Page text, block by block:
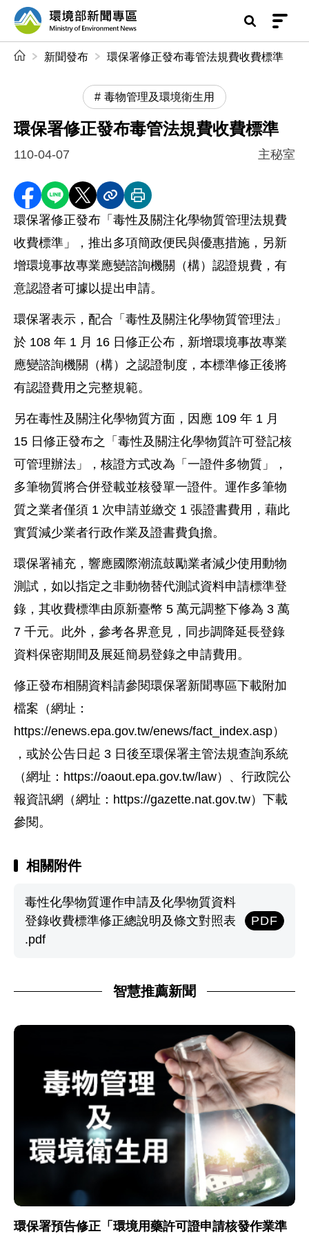
前往中央內容區塊
環境部新聞專區
新聞發布 環保署修正發布毒管法規費收費標準
毒物管理及環境衛生用
環保署修正發布毒管法規費收費標準
110-04-07 主秘室
分享至 Facebook
分享到 LINE
分享到 X分享內容連結
列印本頁
環保署修正發布「毒性及關注化學物質管理法規費
收費標準」，推出多項簡政便民與優惠措施，另新
增環境事故專業應變諮詢機關（構）認證規費，有
意認證者可據以提出申請。
環保署表示，配合「毒性及關注化學物質管理法」
於 108 年 1 月 16 日修正公布，新增環境事故專業
應變諮詢機關（構）之認證制度，本標準修正後將
有認證費用之完整規範。
另在毒性及關注化學物質方面，因應 109 年 1 月
15 日修正發布之「毒性及關注化學物質許可登記核
可管理辦法」，核證方式改為「一證件多物質」，
多筆物質將合併登載並核發單一證件。運作多筆物
質之業者僅須 1 次申請並繳交 1 張證書費用，藉此
實質減少業者行政作業及證書費負擔。
環保署補充，響應國際潮流鼓勵業者減少使用動物
測試，如以指定之非動物替代測試資料申請標準登
錄，其收費標準由原新臺幣 5 萬元調整下修為 3 萬
7 千元。此外，參考各界意見，同步調降延長登錄
資料保密期間及展延簡易登錄之申請費用。
修正發布相關資料請參閱環保署新聞專區下載附加
檔案（網址：
https://enews.epa.gov.tw/enews/fact_index.asp）
，或於公告日起 3 日後至環保署主管法規查詢系統
（網址：https://oaout.epa.gov.tw/law）、行政院公
報資訊網（網址：https://gazette.nat.gov.tw）下載
參閱。
相關附件
毒性化學物質運作申請及化學物質資料
登錄收費標準修正總說明及條文對照表
.pdf
PDF
智慧推薦新聞
環保署預告修正「環境用藥許可證申請核發作業準